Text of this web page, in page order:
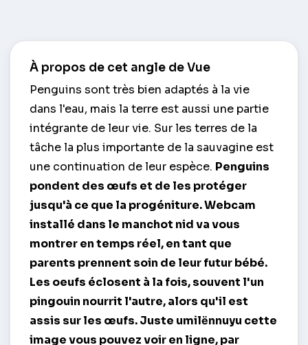
À propos de cet angle de Vue
Penguins sont très bien adaptés à la vie
dans l'eau, mais la terre est aussi une partie
intégrante de leur vie. Sur les terres de la
tâche la plus importante de la sauvagine est
une continuation de leur espèce. Penguins
pondent des œufs et de les protéger
jusqu'à ce que la progéniture. Webcam
installé dans le manchot nid va vous
montrer en temps réel, en tant que
parents prennent soin de leur futur bébé.
Les oeufs éclosent à la fois, souvent l'un
pingouin nourrit l'autre, alors qu'il est
assis sur les œufs. Juste umilёnnuyu cette
image vous pouvez voir en ligne, par